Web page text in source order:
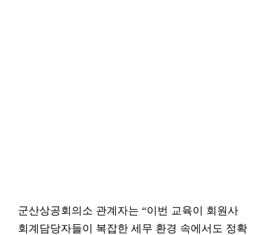
군산상공회의소 관계자는 “이번 교육이 회원사
회계담당자들이 복잡한 세무 환경 속에서도 정확